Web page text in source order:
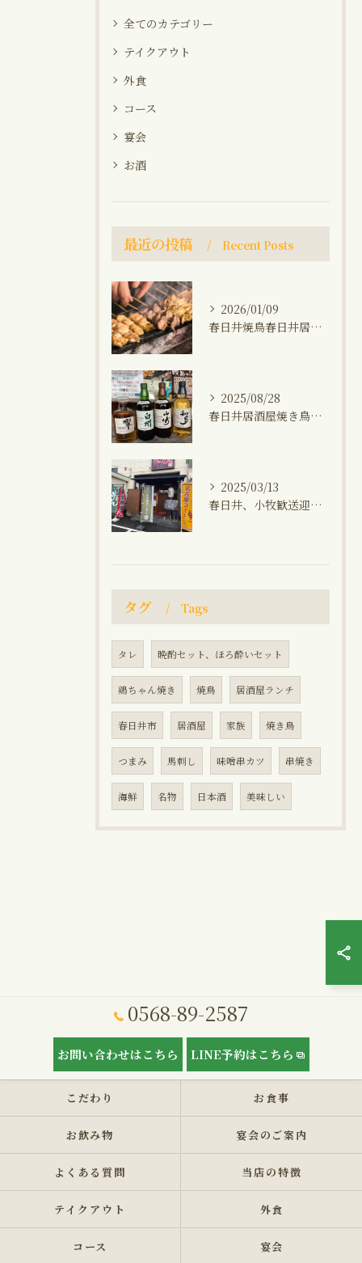
全てのカテゴリー
テイクアウト
外食
コース
宴会
お酒
最近の投稿 Recent Posts
2026/01/09
春日井焼鳥春日井居酒屋海鮮おでん鍋晩ご飯おつまみ
2025/08/28
春日井居酒屋焼き鳥小牧生秋刀魚プレミアムウィスキー(山崎、知多、白州、響)飲み会1人飲み晩ご飯
2025/03/13
春日井、小牧歓送迎会飲み放題コース、焼き鳥、馬刺し、生ビール、角ハイボール、晩御飯
タグ Tags
タレ 晩酌セット、ほろ酔いセット
鶏ちゃん焼き 焼鳥 居酒屋ランチ
春日井市 居酒屋 家族 焼き鳥
つまみ 馬刺し 味噌串カツ 串焼き
海鮮 名物 日本酒 美味しい
0568-89-2587
お問い合わせはこちら LINE予約はこちら
こだわり お食事
お飲み物 宴会のご案内
よくある質問 当店の特徴
テイクアウト 外食
コース 宴会